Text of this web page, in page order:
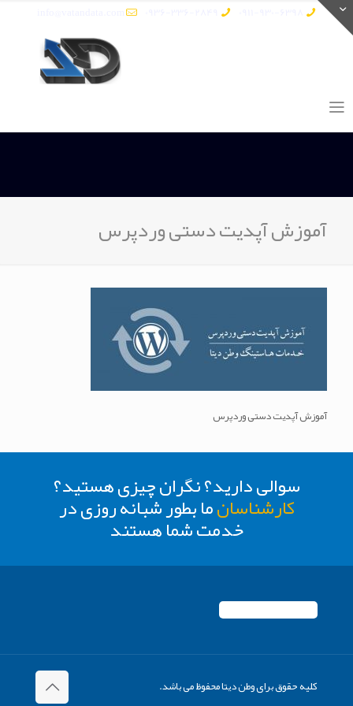
آموزش آپدیت دستی وردپرس
آموزش آپدیت دستی وردپرس
سوالی دارید؟ نگران چیزی هستید؟
کارشناسانما بطور شبانه روزی در
خدمت شما هستند
کلیه حقوق برای وطن دیتا محفوظ می باشد.